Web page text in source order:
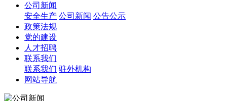
公司新闻
安全生产 公司新闻 公告公示
政策法规
党的建设
人才招聘
联系我们
联系我们 驻外机构
网站导航